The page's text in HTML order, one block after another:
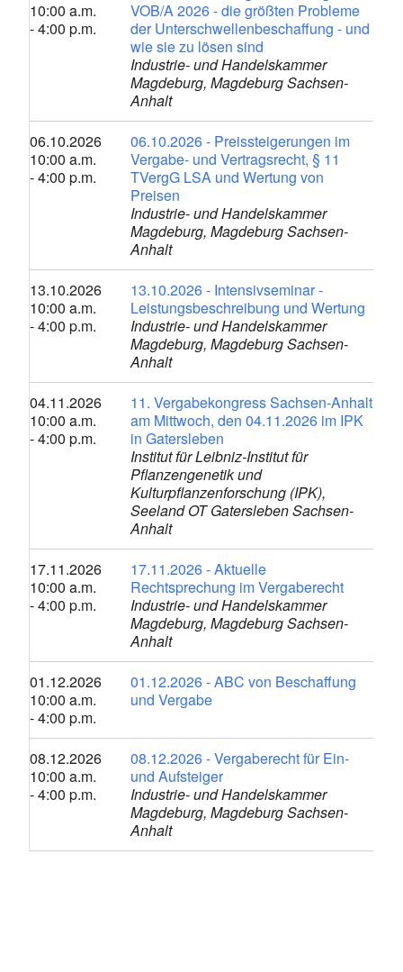
10:00 a.m.
- 4:00 p.m.
VOB/A 2026 - die größten Probleme
der Unterschwellenbeschaffung - und
wie sie zu lösen sind
Industrie- und Handelskammer
Magdeburg, Magdeburg Sachsen-
Anhalt
06.10.2026
10:00 a.m.
- 4:00 p.m.
06.10.2026 - Preissteigerungen im
Vergabe- und Vertragsrecht, § 11
TVergG LSA und Wertung von
Preisen
Industrie- und Handelskammer
Magdeburg, Magdeburg Sachsen-
Anhalt
13.10.2026
10:00 a.m.
- 4:00 p.m.
13.10.2026 - Intensivseminar -
Leistungsbeschreibung und Wertung
Industrie- und Handelskammer
Magdeburg, Magdeburg Sachsen-
Anhalt
04.11.2026
10:00 a.m.
- 4:00 p.m.
11. Vergabekongress Sachsen-Anhalt
am Mittwoch, den 04.11.2026 im IPK
in Gatersleben
Institut für Leibniz-Institut für
Pflanzengenetik und
Kulturpflanzenforschung (IPK),
Seeland OT Gatersleben Sachsen-
Anhalt
17.11.2026
10:00 a.m.
- 4:00 p.m.
17.11.2026 - Aktuelle
Rechtsprechung im Vergaberecht
Industrie- und Handelskammer
Magdeburg, Magdeburg Sachsen-
Anhalt
01.12.2026
10:00 a.m.
- 4:00 p.m.
01.12.2026 - ABC von Beschaffung
und Vergabe
08.12.2026
10:00 a.m.
- 4:00 p.m.
08.12.2026 - Vergaberecht für Ein-
und Aufsteiger
Industrie- und Handelskammer
Magdeburg, Magdeburg Sachsen-
Anhalt